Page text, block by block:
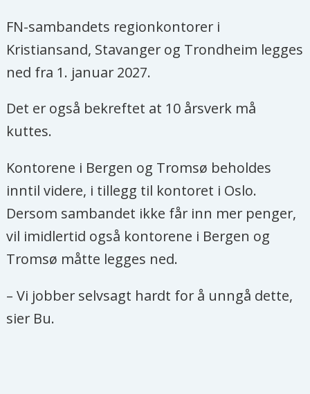
FN-sambandets regionkontorer i
Kristiansand, Stavanger og Trondheim legges
ned fra 1. januar 2027.
Det er også bekreftet at 10 årsverk må
kuttes.
Kontorene i Bergen og Tromsø beholdes
inntil videre, i tillegg til kontoret i Oslo.
Dersom sambandet ikke får inn mer penger,
vil imidlertid også kontorene i Bergen og
Tromsø måtte legges ned.
– Vi jobber selvsagt hardt for å unngå dette,
sier Bu.